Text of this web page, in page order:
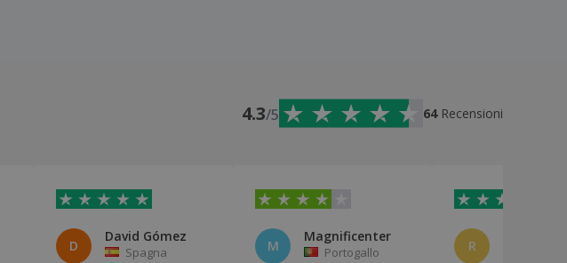
4.3/5 64 Recensioni
D
David Gómez
Spagna M
Magnificenter
Portogallo R